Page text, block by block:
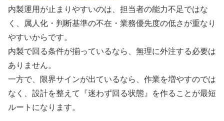
内製運用が止まりやすいのは、担当者の能力不足ではな
く、属人化・判断基準の不在・業務優先度の低さが重なり
やすいからです。
内製で回る条件が揃っているなら、無理に外注する必要は
ありません。
一方で、限界サインが出ているなら、作業を増やすのでは
なく、設計を整えて『迷わず回る状態』を作ることが最短
ルートになります。